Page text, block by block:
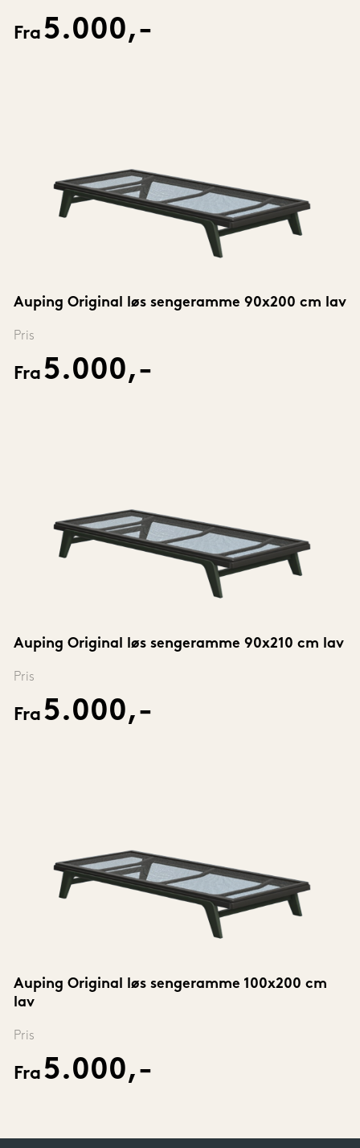
Fra 5.000,-
Auping Original løs sengeramme 90x200 cm lav
Pris
Fra 5.000,-
Auping Original løs sengeramme 90x210 cm lav
Pris
Fra 5.000,-
Auping Original løs sengeramme 100x200 cm
lav
Pris
Fra 5.000,-